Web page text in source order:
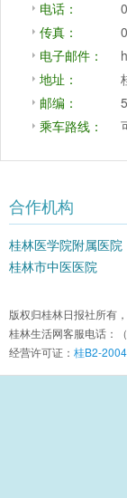
电话：
传真：
电子邮件：
地址：
邮编：
乘车路线：
合作机构
桂林医学院附属医院
桂林市中医医院
版权归桂林日报社所有
桂林生活网客服电话：
经营许可证： 桂B2-